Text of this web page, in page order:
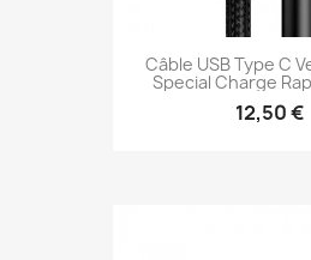
Câble USB Type C
Special Charge
12,50 €